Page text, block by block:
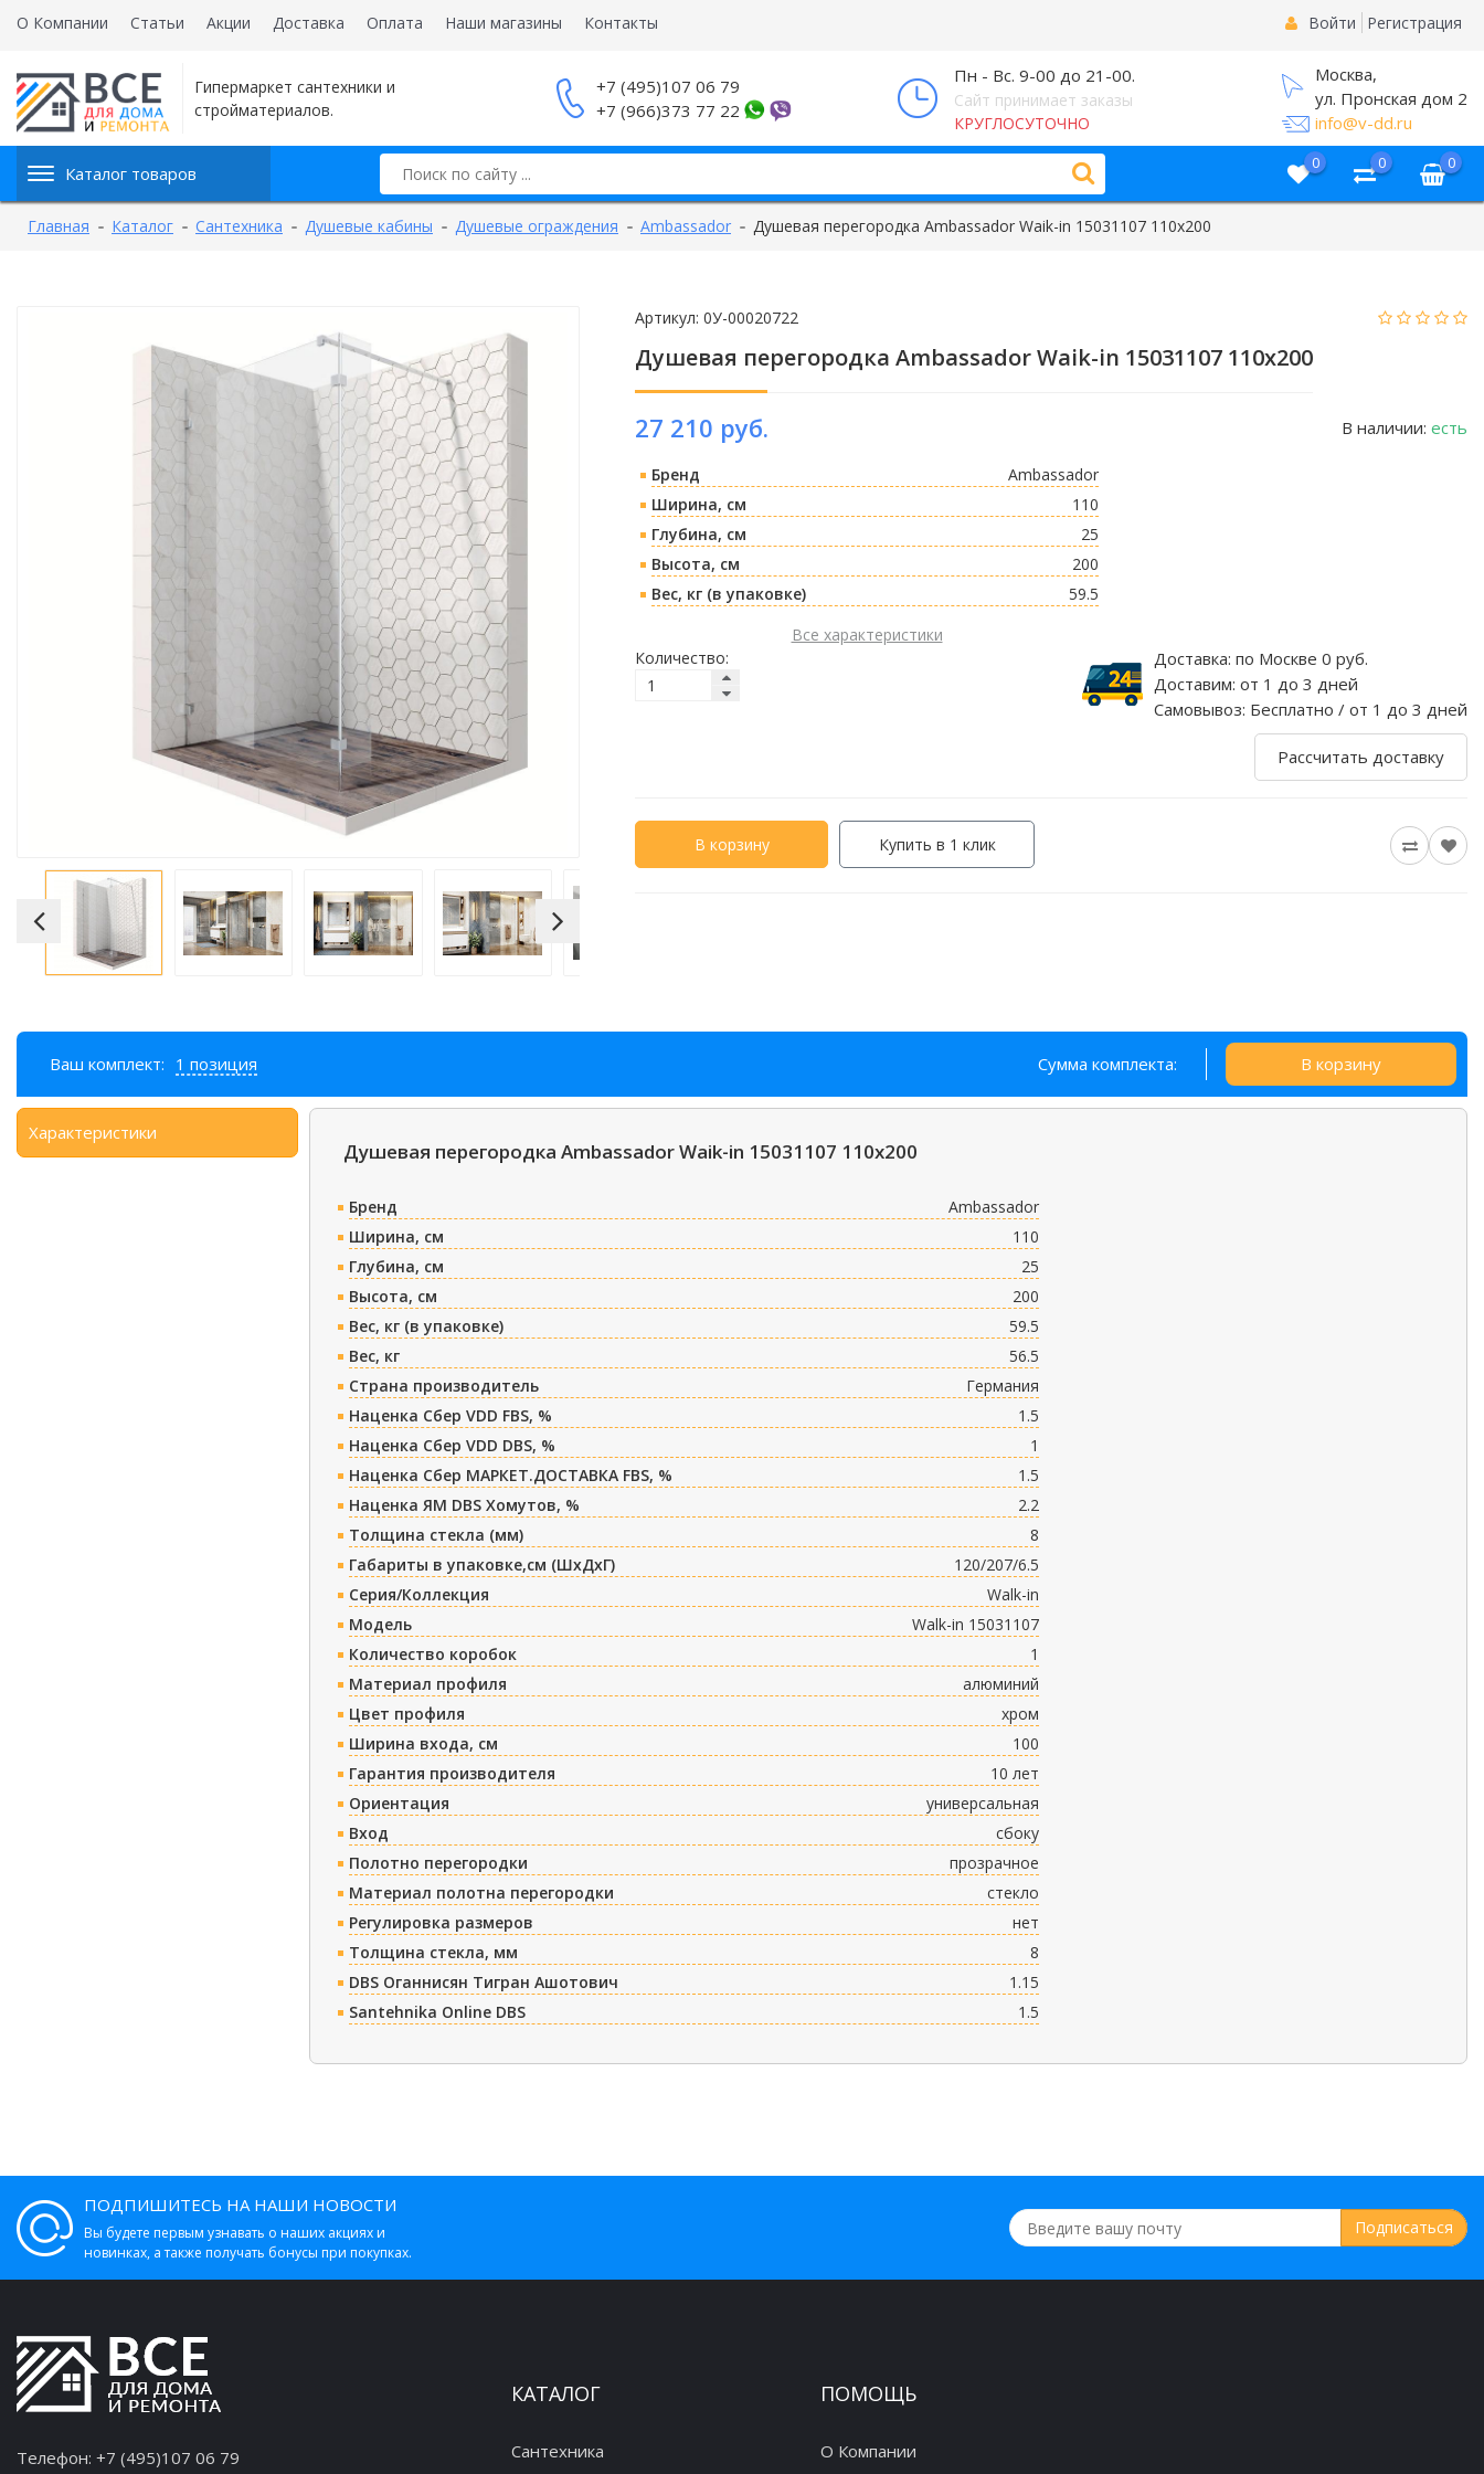
О Компании Статьи Акции Доставка Оплата Наши магазины Контакты Войти Регистрация
Гипермаркет сантехники и
стройматериалов.
+7 (495)107 06 79
+7 (966)373 77 22
Пн - Вс. 9-00 до 21-00.
Сайт принимает заказы
КРУГЛОСУТОЧНО
Москва,
ул. Пронская дом 2
info@v-dd.ru
Каталог товаров 0 0 0
Главная Каталог Сантехника Душевые кабины Душевые ограждения Ambassador Душевая перегородка Ambassador Waik-in 15031107 110x200
Артикул: 0У-00020722
Душевая перегородка Ambassador Waik-in 15031107 110x200
27 210 руб. В наличии: есть
Бренд
Ambassador
Ширина, см
110
Глубина, см
25
Высота, см
200
Вес, кг (в упаковке)
59.5
Все характеристики
Количество:
Доставка: по Москве 0 руб.
Доставим: от 1 до 3 дней
Самовывоз: Бесплатно / от 1 до 3 дней
Рассчитать доставку
В корзину Купить в 1 клик
Ваш комплект: 1 позиция Сумма комплекта: В корзину
Характеристики
Душевая перегородка Ambassador Waik-in 15031107 110x200
Бренд
Ambassador
Ширина, см
110
Глубина, см
25
Высота, см
200
Вес, кг (в упаковке)
59.5
Вес, кг
56.5
Страна производитель
Германия
Наценка Сбер VDD FBS, %
1.5
Наценка Сбер VDD DBS, %
1
Наценка Сбер МАРКЕТ.ДОСТАВКА FBS, %
1.5
Наценка ЯМ DBS Хомутов, %
2.2
Толщина стекла (мм)
8
Габариты в упаковке,см (ШxДxГ)
120/207/6.5
Серия/Коллекция
Walk-in
Модель
Walk-in 15031107
Количество коробок
1
Материал профиля
алюминий
Цвет профиля
хром
Ширина входа, см
100
Гарантия производителя
10 лет
Ориентация
универсальная
Вход
сбоку
Полотно перегородки
прозрачное
Материал полотна перегородки
стекло
Регулировка размеров
нет
Толщина стекла, мм
8
DBS Оганнисян Тигран Ашотович
1.15
Santehnika Online DBS
1.5
ПОДПИШИТЕСЬ НА НАШИ НОВОСТИ
Вы будете первым узнавать о наших акциях и
новинках, а также получать бонусы при покупках.
Телефон: +7 (495)107 06 79
КАТАЛОГ
Сантехника
ПОМОЩЬ
О Компании